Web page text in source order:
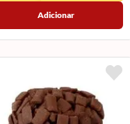
Adicionar